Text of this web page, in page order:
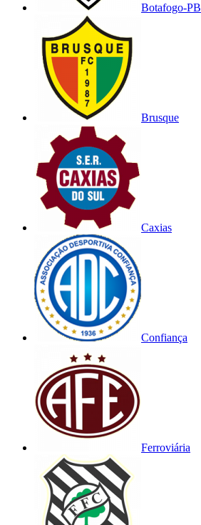
Botafogo-PB
Brusque
Caxias
Confiança
Ferroviária